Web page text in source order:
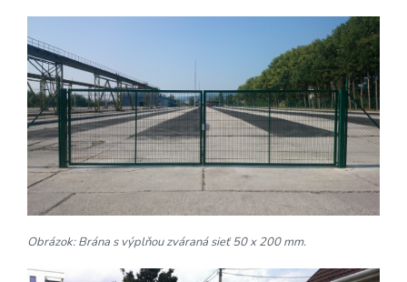
Obrázok: Brána s výplňou zváraná sieť 50 x 200 mm.